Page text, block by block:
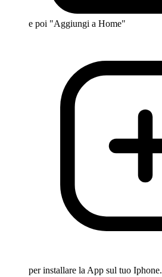
e poi "Aggiungi a Home"
per installare la App sul tuo Iphone.